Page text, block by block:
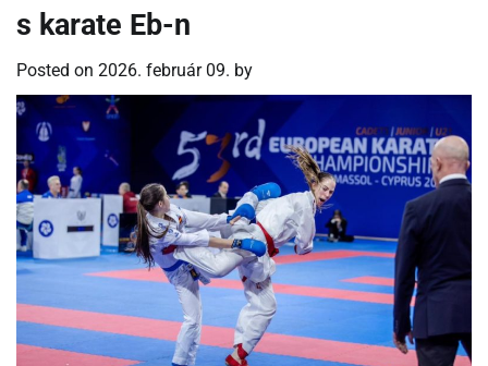
s karate Eb-n
Posted on 2026. február 09. by